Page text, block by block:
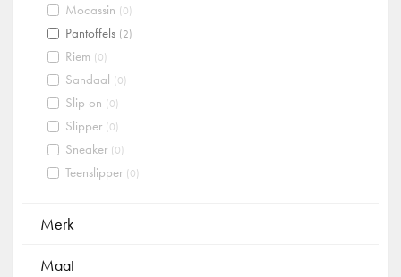
Mocassin (0)
Pantoffels (2)
Riem (0)
Sandaal (0)
Slip on (0)
Slipper (0)
Sneaker (0)
Teenslipper (0)
Merk
Maat